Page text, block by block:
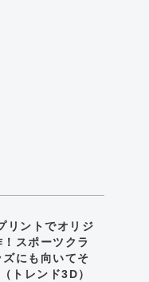
リントでオリジ
スポーツクラ
にも向いてそ
トレンド3D）